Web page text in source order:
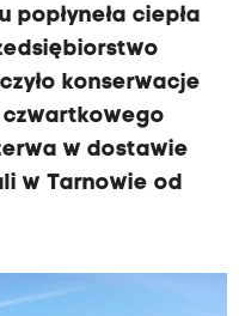
ciepła
konserwacje
czwartkowego
w dostawie
w Tarnowie od